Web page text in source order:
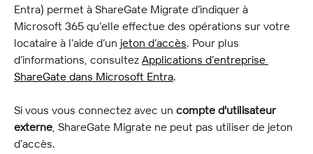
Entra) permet à ShareGate Migrate d’indiquer à
Microsoft 365 qu’elle effectue des opérations sur votre
locataire à l’aide d’un jeton d’accès. Pour plus
d’informations, consultez Applications d’entreprise
ShareGate dans Microsoft Entra.
Si vous vous connectez avec un compte d'utilisateur
externe, ShareGate Migrate ne peut pas utiliser de jeton
d’accès.